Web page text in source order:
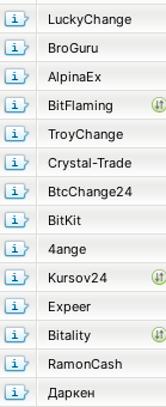
LuckyChange
BroGuru
AlpinaEx
BitFlaming
TroyChange
Crystal-Trade
BtcChange24
BitKit
4ange
Kursov24
Expeer
Bitality
RamonCash
Даркен